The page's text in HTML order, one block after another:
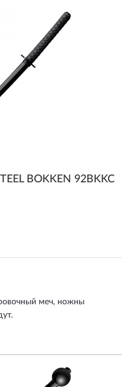
BOKKEN 92BKKC
меч, ножны